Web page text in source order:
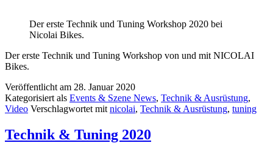
Der erste Technik und Tuning Workshop 2020 bei
Nicolai Bikes.
Der erste Technik und Tuning Workshop von und mit NICOLAI
Bikes.
Veröffentlicht am 28. Januar 2020
Kategorisiert als Events & Szene News, Technik & Ausrüstung,
Video Verschlagwortet mit nicolai, Technik & Ausrüstung, tuning
Technik & Tuning 2020